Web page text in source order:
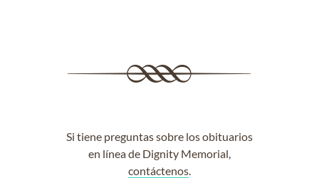
Si tiene preguntas sobre los obituarios
en línea de Dignity Memorial,
contáctenos.